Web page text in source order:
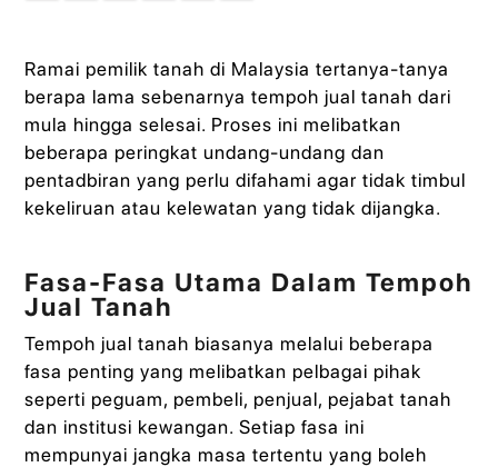
Ramai pemilik tanah di Malaysia tertanya-tanya
berapa lama sebenarnya tempoh jual tanah dari
mula hingga selesai. Proses ini melibatkan
beberapa peringkat undang-undang dan
pentadbiran yang perlu difahami agar tidak timbul
kekeliruan atau kelewatan yang tidak dijangka.
Fasa-Fasa Utama Dalam Tempoh
Jual Tanah
Tempoh jual tanah biasanya melalui beberapa
fasa penting yang melibatkan pelbagai pihak
seperti peguam, pembeli, penjual, pejabat tanah
dan institusi kewangan. Setiap fasa ini
mempunyai jangka masa tertentu yang boleh